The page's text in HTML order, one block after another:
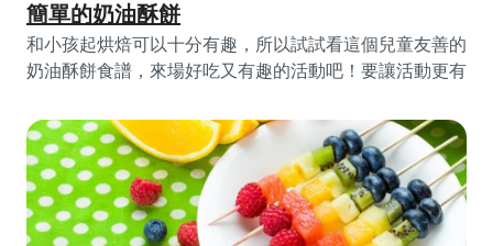
簡單的奶油酥餅
和小孩起烘焙可以十分有趣，所以試試看這個兒童友善的
奶油酥餅食譜，來場好吃又有趣的活動吧！要讓活動更有
些葡萄乾或巧克力來增加更多樂趣。您也可以把裝飾餅乾
變成一個給孩子的創意活動！讓他們在餅乾上加上糖霜或
融化的巧克力來為這個傳統且備受喜愛的食譜添加新意。
您的小孩絕對會愛上烤這些餅乾，這也是一個讓他們在廚
房幫忙的好機會。